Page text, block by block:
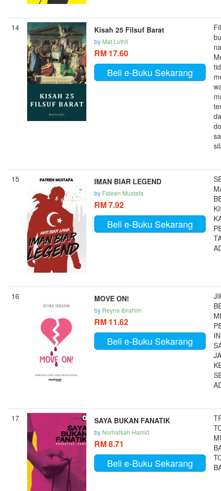
14 Kisah 25 Filsuf Barat
by Mat Luthfi
RM 17.60
Beli e-Buku Sekarang
15 IMAN BIAR LEGEND
by Fateen Mustafa
RM 7.92
Beli e-Buku Sekarang
16 MOVE ON!
by Reyna Ibrahim
RM 11.62
Beli e-Buku Sekarang
17 SAYA BUKAN FANATIK
by Norhafsah Hamid
RM 8.71
Beli e-Buku Sekarang